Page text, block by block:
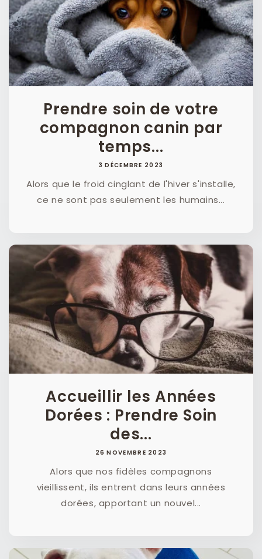
Prendre soin de votre
compagnon canin par
temps...
3 DÉCEMBRE 2023
Alors que le froid cinglant de l'hiver s'installe,
ce ne sont pas seulement les humains...
Accueillir les Années
Dorées : Prendre Soin
des...
26 NOVEMBRE 2023
Alors que nos fidèles compagnons
vieillissent, ils entrent dans leurs années
dorées, apportant un nouvel...